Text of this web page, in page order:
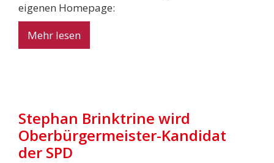
eigenen Homepage:
Mehr lesen
Stephan Brinktrine wird
Oberbürgermeister-Kandidat
der SPD